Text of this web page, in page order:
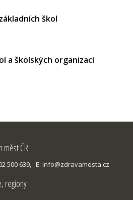
škol
a školských organizací
měst ČR
500 639, E: info@zdravamesta.cz
regiony